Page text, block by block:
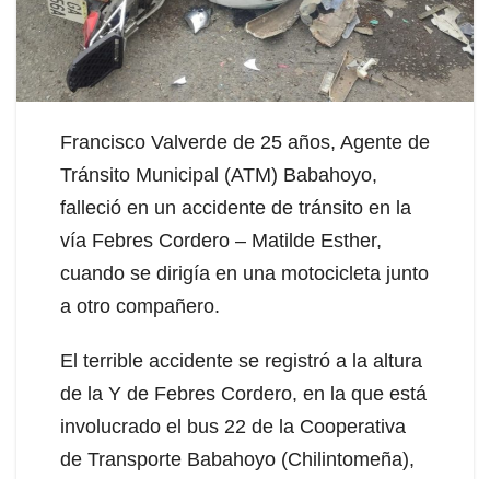
Francisco Valverde de 25 años, Agente de
Tránsito Municipal (ATM) Babahoyo,
falleció en un accidente de tránsito en la
vía Febres Cordero – Matilde Esther,
cuando se dirigía en una motocicleta junto
a otro compañero.
El terrible accidente se registró a la altura
de la Y de Febres Cordero, en la que está
involucrado el bus 22 de la Cooperativa
de Transporte Babahoyo (Chilintomeña),